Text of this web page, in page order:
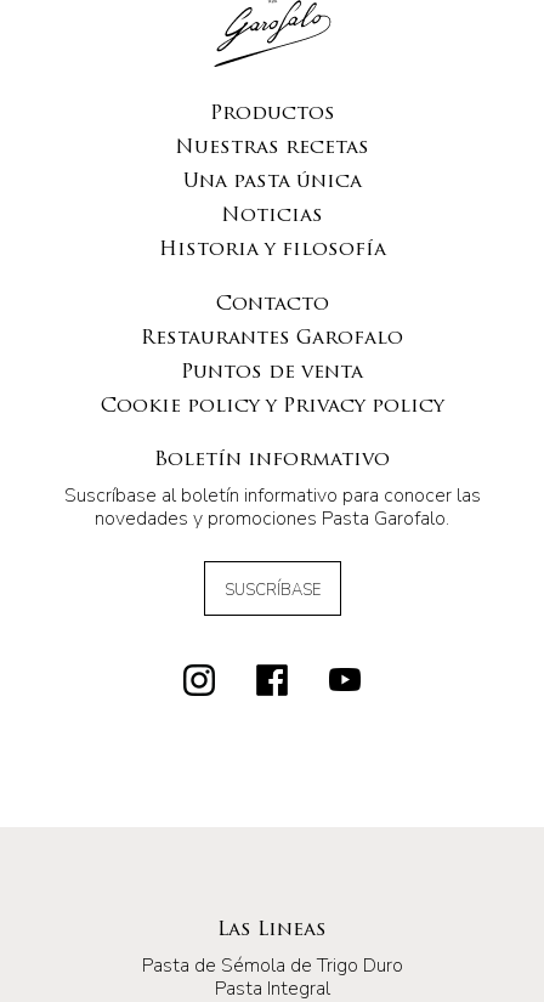
Productos
Nuestras recetas
Una pasta única
Noticias
Historia y filosofía
Contacto
Restaurantes Garofalo
Puntos de venta
Cookie policy y Privacy policy
Boletín informativo
Suscríbase al boletín informativo para conocer las
novedades y promociones Pasta Garofalo.
SUSCRÍBASE
Las Lineas
Pasta de Sémola de Trigo Duro
Pasta Integral